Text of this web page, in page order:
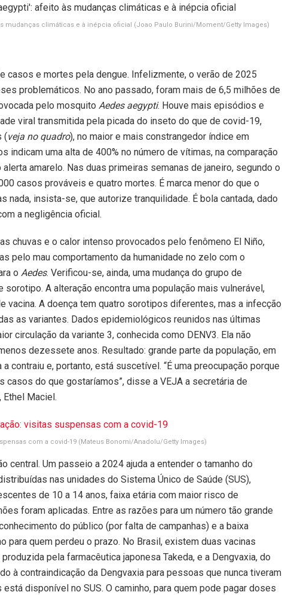
mudanças climáticas e à inépcia oficial (Joao Paulo Burini/Moment/Getty Images)
casos e mortes pela dengue. Infelizmente, o verão de 2025
problemáticos. No ano passado, foram mais de 6,5 milhões de
pelo mosquito Aedes aegypti. Houve mais episódios e
viral transmitida pela picada do inseto do que de covid-19,
(veja no quadro), no maior e mais constrangedor índice em
indicam uma alta de 400% no número de vítimas, na comparação
amarelo. Nas duas primeiras semanas de janeiro, segundo o
casos prováveis e quatro mortes. É marca menor do que o
nada, insista-se, que autorize tranquilidade. É bola cantada, dado
a negligência oficial.
chuvas e o calor intenso provocados pelo fenômeno El Niño,
pelo mau comportamento da humanidade no zelo com o
o Aedes. Verificou-se, ainda, uma mudança do grupo de
A alteração encontra uma população mais vulnerável,
vacina. A doença tem quatro sorotipos diferentes, mas a infecção
as variantes. Dados epidemiológicos reunidos nas últimas
circulação da variante 3, conhecida como DENV3. Ela não
dezessete anos. Resultado: grande parte da população, em
contraiu e, portanto, está suscetível. “É uma preocupação porque
do que gostaríamos”, disse a VEJA a secretária de
Ethel Maciel.
com a covid-19 (Mateus Bonomi/Anadolu/Getty Images)
central. Um passeio a 2024 ajuda a entender o tamanho do
nas unidades do Sistema Único de Saúde (SUS),
de 10 a 14 anos, faixa etária com maior risco de
foram aplicadas. Entre as razões para um número tão grande
do público (por falta de campanhas) e a baixa
para quem perdeu o prazo. No Brasil, existem duas vacinas
pela farmacêutica japonesa Takeda, e a Dengvaxia, do
à contraindicação da Dengvaxia para pessoas que nunca tiveram
disponível no SUS. O caminho, para quem pode pagar doses